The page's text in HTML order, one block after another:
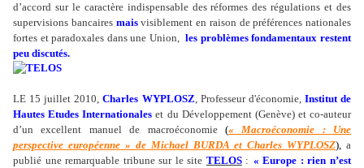
d’accord sur le caractère indispensable des réformes des régulations et des
supervisions bancaires maisvisiblement en raison de préférences nationales
fortes et paradoxales dans une Union, les problèmes fondamentaux restent
peu discutés.
LE 15 juillet 2010,Charles WYPLOSZ, Professeur d'économie, Institut de
Hautes Etudes Internationales et du Développement (Genève) et co-auteur
d’un excellent manuel de macroéconomie (« Macroéconomie : Une
perspective européenne » de Michael BURDA et Charles WYPLOSZ), a
publié une remarquable tribune sur le site TELOS: « Europe : rien n’est